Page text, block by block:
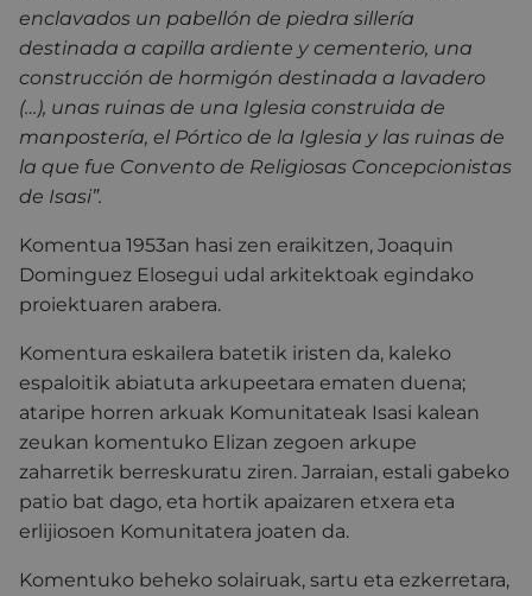
enclavados un pabellón de piedra sillería
destinada a capilla ardiente y cementerio, una
construcción de hormigón destinada a lavadero
(…), unas ruinas de una Iglesia construida de
manpostería, el Pórtico de la Iglesia y las ruinas de
la que fue Convento de Religiosas Concepcionistas
de Isasi”.
Komentua 1953an hasi zen eraikitzen, Joaquin
Dominguez Elosegui udal arkitektoak egindako
proiektuaren arabera.
Komentura eskailera batetik iristen da, kaleko
espaloitik abiatuta arkupeetara ematen duena;
ataripe horren arkuak Komunitateak Isasi kalean
zeukan komentuko Elizan zegoen arkupe
zaharretik berreskuratu ziren. Jarraian, estali gabeko
patio bat dago, eta hortik apaizaren etxera eta
erlijiosoen Komunitatera joaten da.
Komentuko beheko solairuak, sartu eta ezkerretara,